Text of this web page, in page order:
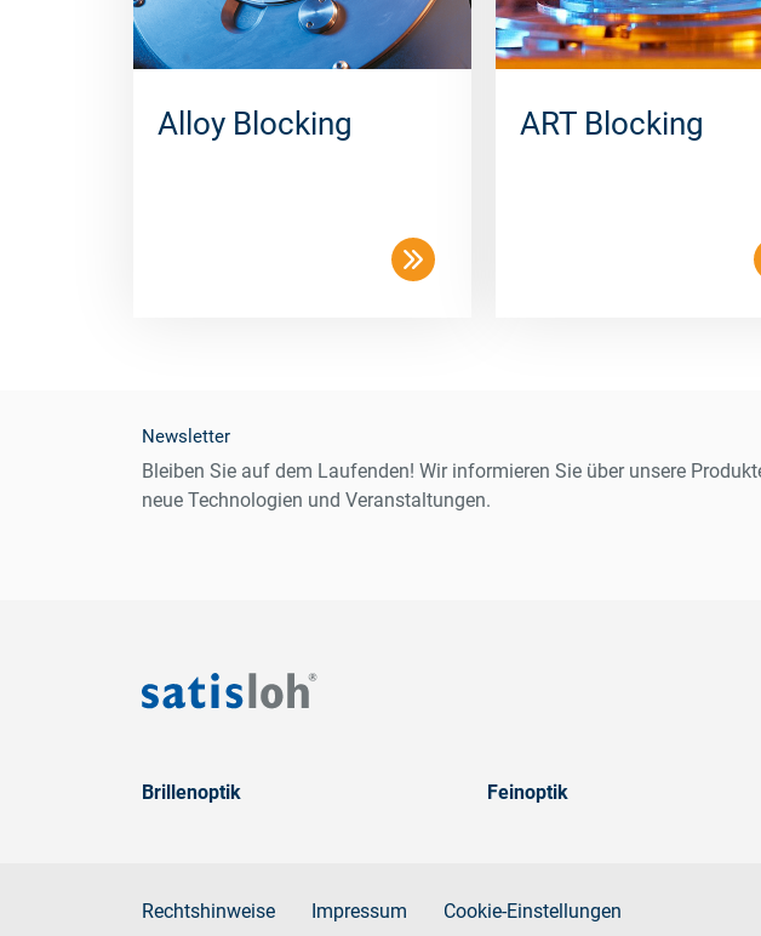
Alloy Blocking ART Blocking
Newsletter
Bleiben Sie auf dem Laufenden! Wir informieren Sie über unsere
neue Technologien und Veranstaltungen.
Brillenoptik Feinoptik
Rechtshinweise Impressum Cookie-Einstellungen